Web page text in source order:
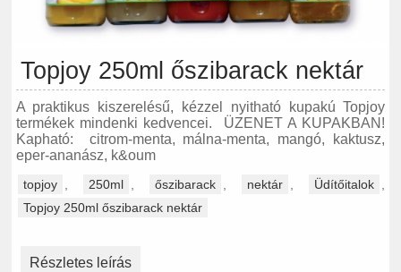
Topjoy 250ml őszibarack nektár
A praktikus kiszerelésű, kézzel nyitható kupakú Topjoy
termékek mindenki kedvencei. ÜZENET A KUPAKBAN!
Kapható: citrom-menta, málna-menta, mangó, kaktusz,
eper-ananász, k&oum
topjoy 250ml őszibarack nektár Üdítőitalok
Topjoy 250ml őszibarack nektár
Részletes leírás